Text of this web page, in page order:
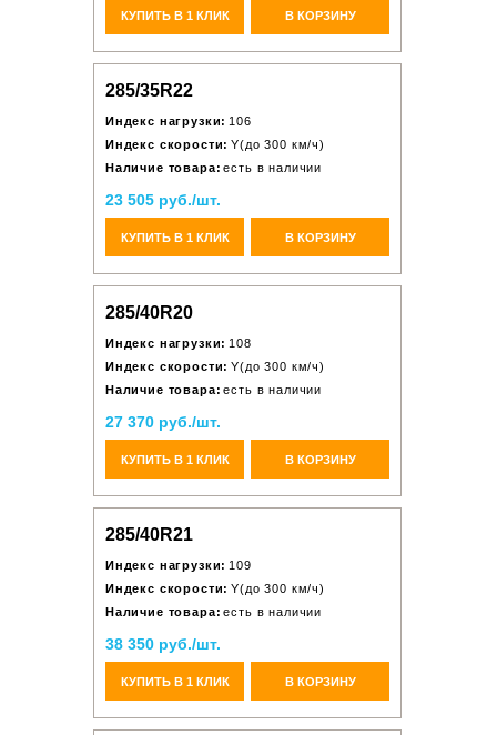
КУПИТЬ В 1 КЛИК В КОРЗИНУ
285/35R22
Индекс нагрузки: 106
Индекс скорости: Y(до 300 км/ч)
Наличие товара: есть в наличии
23 505 руб./шт.
КУПИТЬ В 1 КЛИК В КОРЗИНУ
285/40R20
Индекс нагрузки: 108
Индекс скорости: Y(до 300 км/ч)
Наличие товара: есть в наличии
27 370 руб./шт.
КУПИТЬ В 1 КЛИК В КОРЗИНУ
285/40R21
Индекс нагрузки: 109
Индекс скорости: Y(до 300 км/ч)
Наличие товара: есть в наличии
38 350 руб./шт.
КУПИТЬ В 1 КЛИК В КОРЗИНУ